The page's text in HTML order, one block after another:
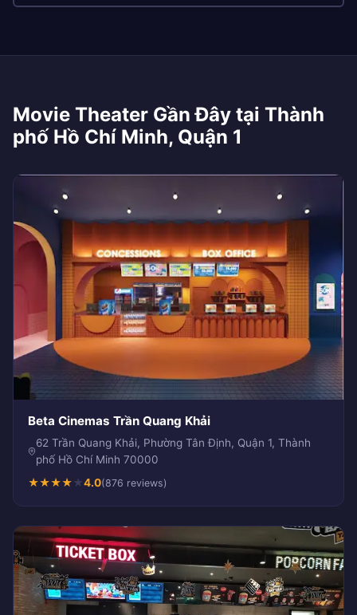
Movie Theater Gần Đây tại Thành
phố Hồ Chí Minh, Quận 1
Beta Cinemas Trần Quang Khải
62 Trần Quang Khải, Phường Tân Định, Quận 1, Thành
phố Hồ Chí Minh 70000
★★★★★4.0(876 reviews)